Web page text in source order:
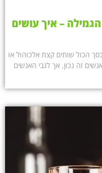
– איך עושים
הכול שותים קצת אלכוהול או
זה נכון, אך לגבי האנשים